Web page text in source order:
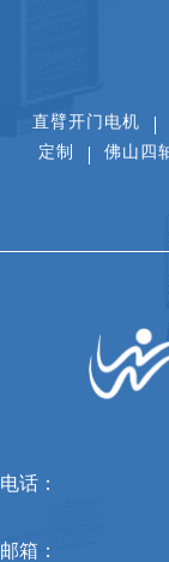
直臂开门电机
定制
佛山四
电话：
邮箱：